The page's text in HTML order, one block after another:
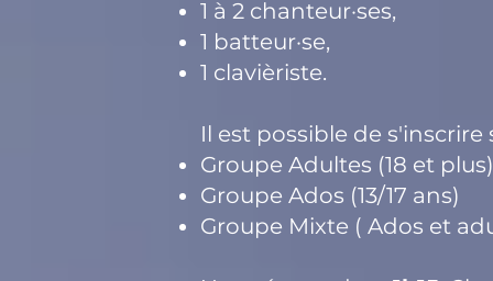
1 à 2 chanteur·ses,
1 batteur·se,
1 clavièriste.
Il est possible de s'inscrire
Groupe Adultes (18 et plus)
Groupe Ados (13/17 ans)
Groupe Mixte ( Ados et